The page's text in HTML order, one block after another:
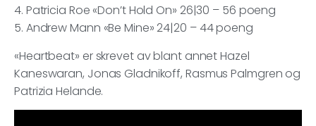
4. Patricia Roe «Don’t Hold On» 26|30 – 56 poeng
5. Andrew Mann «Be Mine» 24|20 – 44 poeng
«Heartbeat» er skrevet av blant annet Hazel
Kaneswaran, Jonas Gladnikoff, Rasmus Palmgren og
Patrizia Helande.